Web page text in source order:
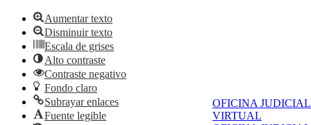
OFICINA JUDICIAL
VIRTUAL
Aumentar texto
Disminuir texto
Escala de grises
Alto contraste
Contraste negativo
Fondo claro
Subrayar enlaces
Fuente legible